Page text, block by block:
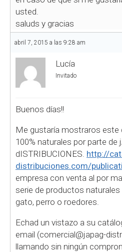
usted.
saluds y gracias
abril 7, 2015 a las 9:28 am
Lucía
Invitado
Buenos días!!
Me gustaría mostraros
100% naturales por parte de
dISTRIBUCIONES. http://
distribuciones.com/
empresa con venta al por
serie de productos
gato, perro o roedores.
Echad un vistazo a su
email (comercial@japag-
llamando sin ningún